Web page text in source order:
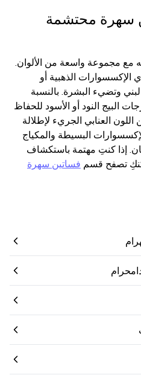
سهرة محتشمة
مع مجموعة واسعة من الألوان.
الإكسسوارات الذهبية أو
وتضيء البشرة. بالنسبة
البيج النود أو الأسود للحفاظ
العنابي الجريء لإطلالة
البسيطة والمكياج
إذا كنتِ مهتمة باستكشاف
تصفح قسم فساتين سهرة